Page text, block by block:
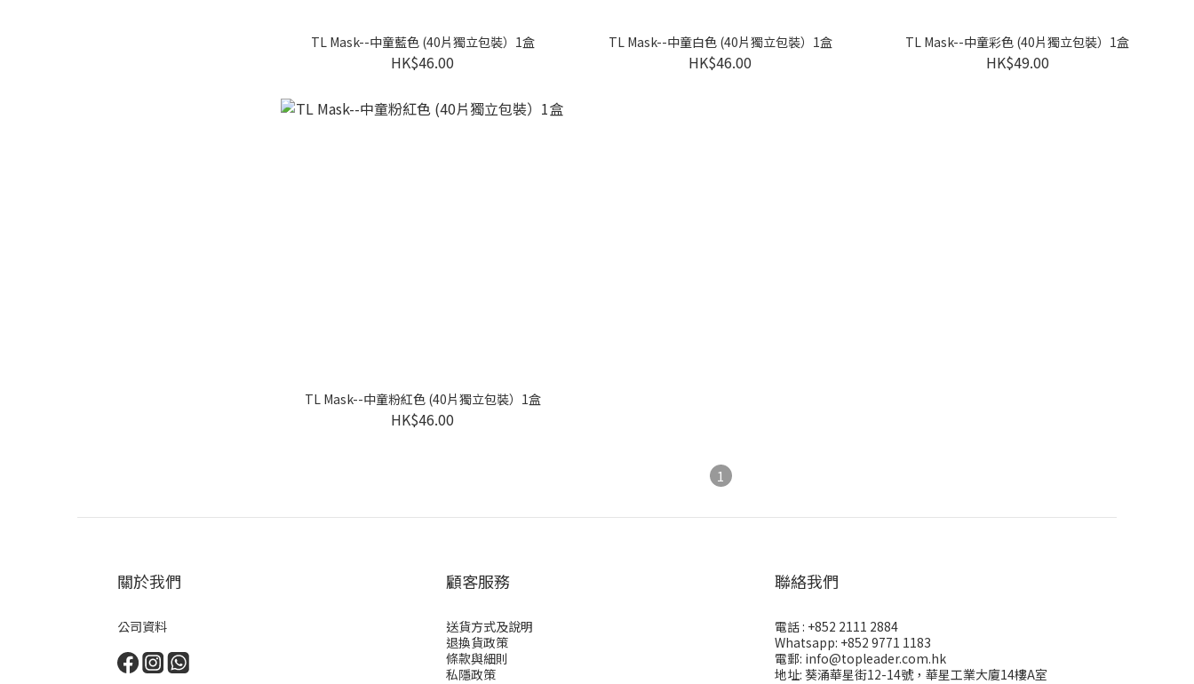
TL Mask--中童藍色 (40片獨立包裝）1盒
HK$46.00
TL Mask--中童白色 (40片獨立包裝）1盒
HK$46.00
TL Mask--中童彩色 (40片獨立包裝）1盒
HK$49.00
TL Mask--中童粉紅色 (40片獨立包裝）1盒
HK$46.00
1
關於我們
公司資料
顧客服務
送貨方式及說明
退換貨政策
條款與細則
私隱政策
聯絡我們
電話 : +852 2111 2884
Whatsapp: +852 9771 1183
電郵: info@topleader.com.hk
地址: 葵涌華星街12-14號，華星工業大廈14樓A室